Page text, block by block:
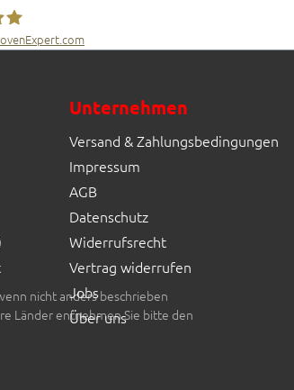
Unternehmen
Versand & Zahlungsbedingungen
Impressum
AGB
Datenschutz
Widerrufsrecht
Vertrag widerrufen
Jobs
Über uns
nicht anders beschrieben
Länder entnehmen Sie bitte den